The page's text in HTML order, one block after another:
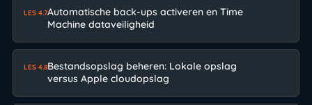
LES 4.7Automatische back-ups activeren en Time
Machine dataveiligheid
LES 4.8Bestandsopslag beheren: Lokale opslag
versus Apple cloudopslag